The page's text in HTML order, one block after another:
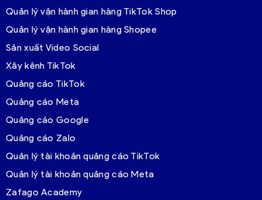
Quản lý vận hành gian hàng TikTok Shop
Quản lý vận hành gian hàng Shopee
Sản xuất Video Social
Xây kênh TikTok
Quảng cáo TikTok
Quảng cáo Meta
Quảng cáo Google
Quảng cáo Zalo
Quản lý tài khoản quảng cáo TikTok
Quản lý tài khoản quảng cáo Meta
Zafago Academy